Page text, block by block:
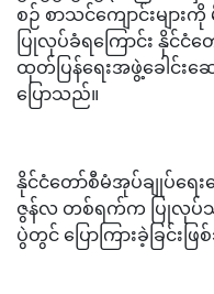
စဉ် စာသင်ကျောင်းများကို
ပြုလုပ်ခံရကြောင်း နိုင်ငံ
ထုတ်ပြန်ရေးအဖွဲ့ခေါင်းဆ
ပြောသည်။
နိုင်ငံတော်စီမံအုပ်ချုပ်ရ
ဇွန်လ တစ်ရက်က ပြုလုပ်သ
ပွဲတွင် ပြောကြားခဲ့ခြင်းဖ